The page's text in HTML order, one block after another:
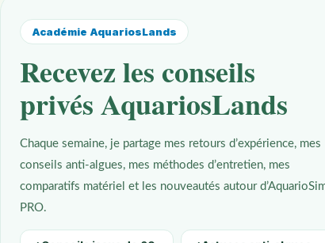
Académie AquariosLands
Recevez les conseils
privés AquariosLands
Chaque semaine, je partage mes retours d’expérience, mes
conseils anti-algues, mes méthodes d’entretien, mes
comparatifs matériel et les nouveautés autour
PRO.